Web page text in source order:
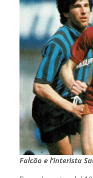
Falcão e l’interista